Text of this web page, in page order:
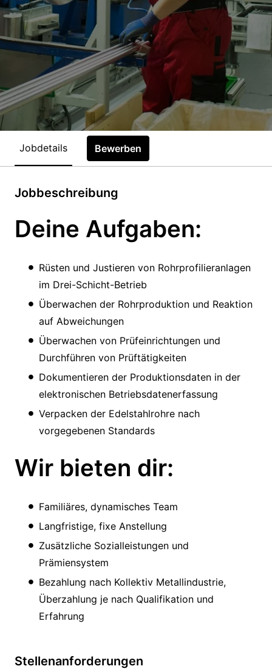
Jobdetails Bewerben
Jobbeschreibung
Deine Aufgaben:
Rüsten und Justieren von Rohrprofilieranlagen
im Drei-Schicht-Betrieb
Überwachen der Rohrproduktion und Reaktion
auf Abweichungen
Überwachen von Prüfeinrichtungen und
Durchführen von Prüftätigkeiten
Dokumentieren der Produktionsdaten in der
elektronischen Betriebsdatenerfassung
Verpacken der Edelstahlrohre nach
vorgegebenen Standards
Wir bieten dir:
Familiäres, dynamisches Team
Langfristige, fixe Anstellung
Zusätzliche Sozialleistungen und
Prämiensystem
Bezahlung nach Kollektiv Metallindustrie,
Überzahlung je nach Qualifikation und
Erfahrung
Stellenanforderungen